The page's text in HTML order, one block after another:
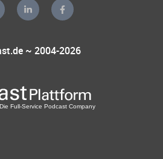
~ 2004-2026